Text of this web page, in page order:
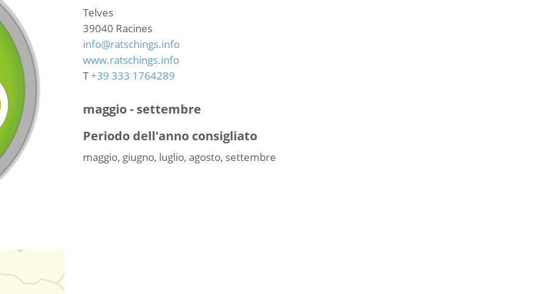
Telves
39040 Racines
info@ratschings.info
www.ratschings.info
T+39 333 1764289
maggio - settembre
Periodo dell'anno consigliato
maggio, giugno, luglio, agosto, settembre